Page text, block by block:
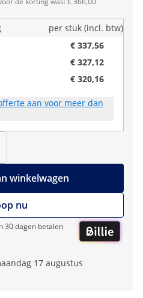
per stuk (incl. btw)
€ 337,56
€ 327,12
€ 320,16
aan voor meer dan
winkelwagen
nu
30 dagen betalen
17 augustus